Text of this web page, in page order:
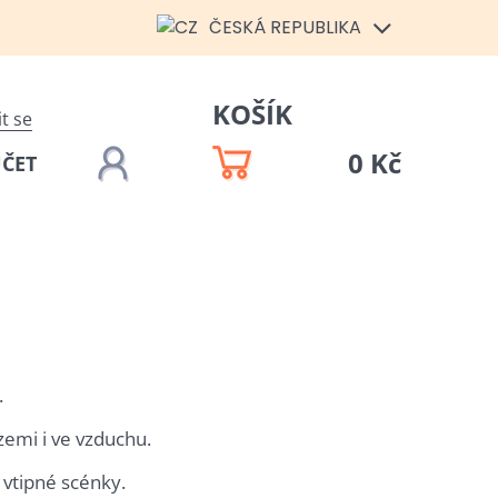
ČESKÁ REPUBLIKA
se
KOŠÍK
0 Kč
i ve vzduchu.
scénky.